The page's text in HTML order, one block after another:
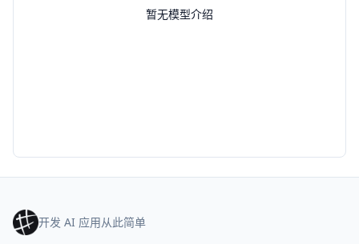
暂无模型介绍
开发 AI 应用从此简单